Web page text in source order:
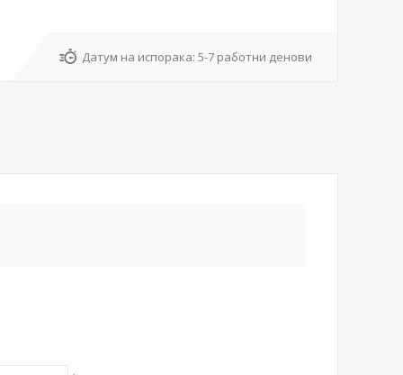
Датум на испорака: 5-7 работни денови